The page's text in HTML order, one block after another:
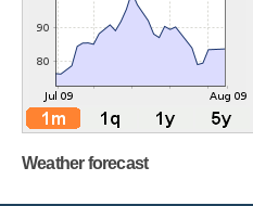
Weather forecast